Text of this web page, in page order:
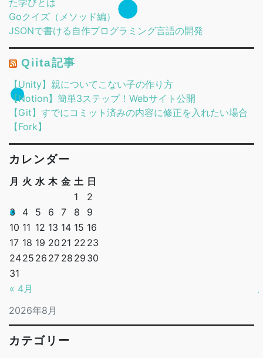
Goクイズ（メソッド編）
JSONで書ける自作プログラミング言語の開発
Qiita記事
【Unity】親についてこない子の作り方
【Notion】簡単3ステップ！Webサイト公開
【Git】すでにコミット済みの内容に修正を入れたい場合
【Fork】
カレンダー
2026年8月
月 火 水 木 金 土 日
« 4月
1
2
3
4 5 6 7 8
9
10 11 12 13 14 15 16
17 18 19 20 21 22 23
2425 26 27 28 29 30
31
カテゴリー